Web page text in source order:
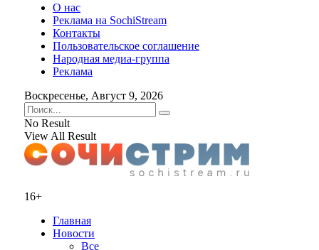
О нас
Реклама на SochiStream
Контакты
Пользовательское соглашение
Народная медиа-группа
Реклама
Воскресенье, Август 9, 2026
No Result
View All Result
16+
Главная
Новости
Все